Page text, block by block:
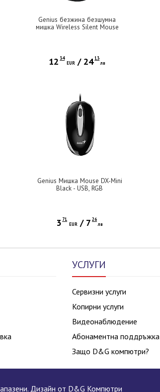
Genius безжина безшумна
мишка Wireless Silent Mouse
12 34
EUR / 2413
лв
Genius Мишка Mouse DX-Mini
Black - USB, RGB
3 71
EUR / 7 26
лв
УСЛУГИ
Сервизни услуги
Копирни услуги
Видеонаблюдение
Абонаментна поддръжка
Защо D&G компютри?
Дизайн от D&G Компютри